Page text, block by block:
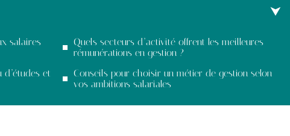
salaires
Quels secteurs d’activité offrent les meilleures
rémunérations en gestion ?
d’études et
Conseils pour choisir un métier de gestion selon
vos ambitions salariales